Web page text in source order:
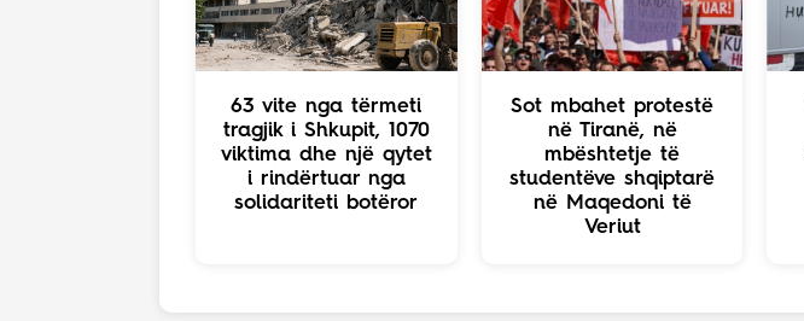
63 vite nga tërmeti
tragjik i Shkupit, 1070
viktima dhe një qytet
i rindërtuar nga
solidariteti botëror
Sot mbahet protestë
në Tiranë, në
mbështetje të
studentëve shqiptarë
në Maqedoni të
Veriut